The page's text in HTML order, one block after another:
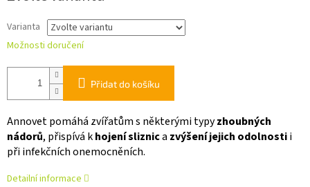
Varianta
Možnosti doručení
Přidat do košíku
Annovet pomáhá zvířatům s některými typyzhoubných
nádorů, přispívá khojení sliznica zvýšení jejich odolnostii
při infekčních onemocněních.
Detailní informace